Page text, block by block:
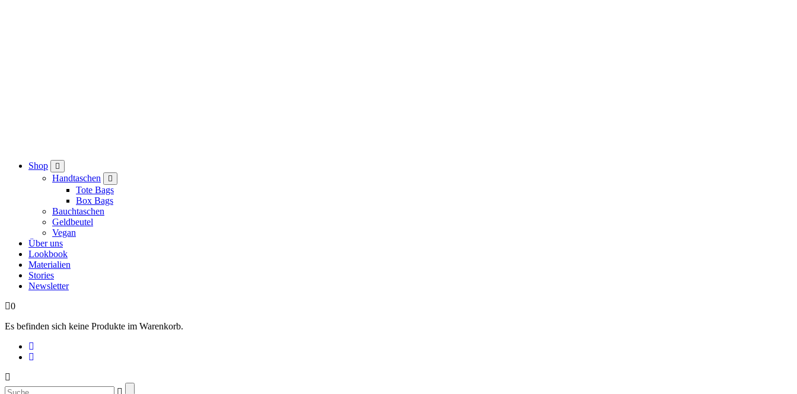
Shop
Handtaschen
Tote Bags
Box Bags
Bauchtaschen
Geldbeutel
Vegan
Über uns
Lookbook
Materialien
Stories
Newsletter
0
Es befinden sich keine Produkte im Warenkorb.
Suchen